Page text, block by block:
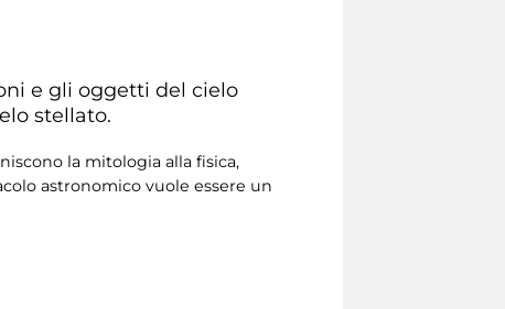
e gli oggetti del cielo
stellato.
la mitologia alla fisica,
astronomico vuole essere un